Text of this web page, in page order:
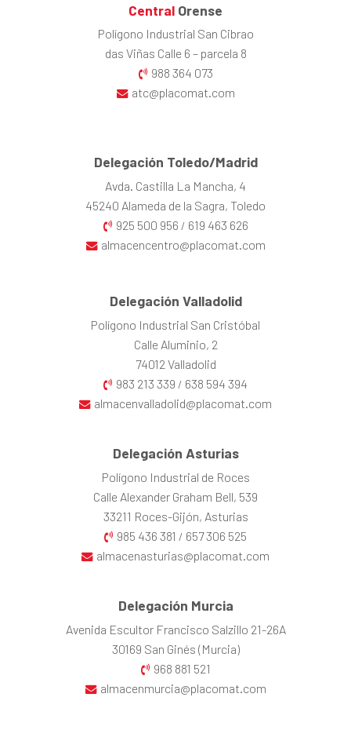
Central Orense
Polígono Industrial San Cibrao
das Viñas Calle 6 – parcela 8
988 364 073
atc@placomat.com
Delegación Toledo/Madrid
Avda. Castilla La Mancha, 4
45240 Alameda de la Sagra, Toledo
925 500 956 / 619 463 626
almacencentro@placomat.com
Delegación Valladolid
Polígono Industrial San Cristóbal
Calle Aluminio, 2
74012 Valladolid
983 213 339 / 638 594 394
almacenvalladolid@placomat.com
Delegación Asturias
Polígono Industrial de Roces
Calle Alexander Graham Bell, 539
33211 Roces-Gijón, Asturias
985 436 381 / 657 306 525
almacenasturias@placomat.com
Delegación Murcia
Avenida Escultor Francisco Salzillo 21-26A
30169 San Ginés (Murcia)
968 881 521
almacenmurcia@placomat.com